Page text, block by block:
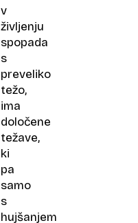
v
življenju
spopada
s
preveliko
težo,
ima
določene
težave,
ki
pa
samo
s
hujšanjem